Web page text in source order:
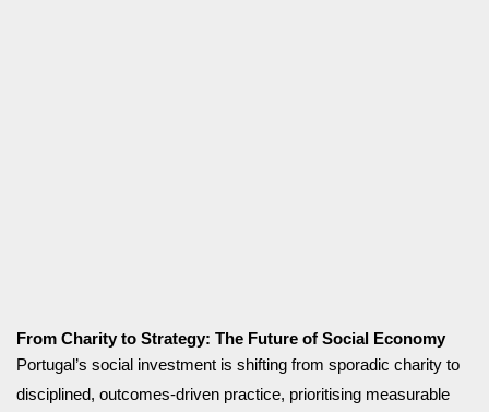
From Charity to Strategy: The Future of Social Economy
Portugal’s social investment is shifting from sporadic charity to
disciplined, outcomes-driven practice, prioritising measurable